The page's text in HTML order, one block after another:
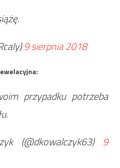
9 sierpnia 2018
przypadku potrzeba
(@dkowalczyk63) 9